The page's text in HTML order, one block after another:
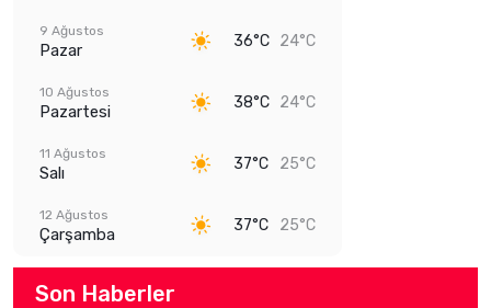
9 Ağustos
Pazar 36°C 24°C
10 Ağustos
Pazartesi 38°C 24°C
11 Ağustos
Salı 37°C 25°C
12 Ağustos
Çarşamba 37°C 25°C
Son Haberler